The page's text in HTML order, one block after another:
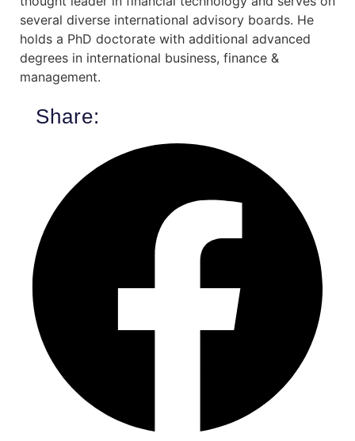
several diverse international advisory boards. He
holds a PhD doctorate with additional advanced
degrees in international business, finance &
management.
Share: